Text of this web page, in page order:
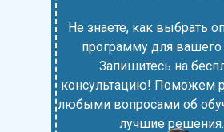
Не знаете, как выбрать
программу для вашего
Запишитесь на
консультацию! Поможем
любыми вопросами об
лучшие